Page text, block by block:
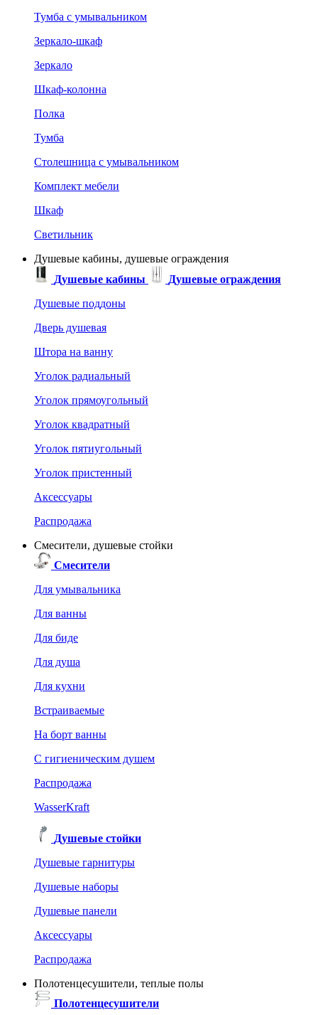
Тумба с умывальником
Зеркало-шкаф
Зеркало
Шкаф-колонна
Полка
Тумба
Столешница с умывальником
Комплект мебели
Шкаф
Светильник
Душевые кабины, душевые ограждения
Душевые кабины
Душевые ограждения
Душевые поддоны
Дверь душевая
Штора на ванну
Уголок радиальный
Уголок прямоугольный
Уголок квадратный
Уголок пятиугольный
Уголок пристенный
Аксессуары
Распродажа
Смесители, душевые стойки
Смесители
Для умывальника
Для ванны
Для биде
Для душа
Для кухни
Встраиваемые
На борт ванны
C гигиеническим душем
Распродажа
WasserKraft
Душевые стойки
Душевые гарнитуры
Душевые наборы
Душевые панели
Аксессуары
Распродажа
Полотенцесушители, теплые полы
Полотенцесушители